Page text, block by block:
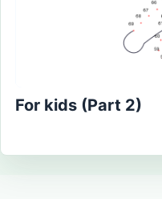
For kids (Part 2)